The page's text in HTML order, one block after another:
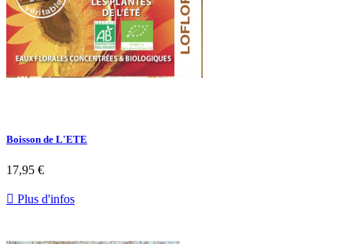
Boisson de L'ETE
17,95 €
 Plus d'infos